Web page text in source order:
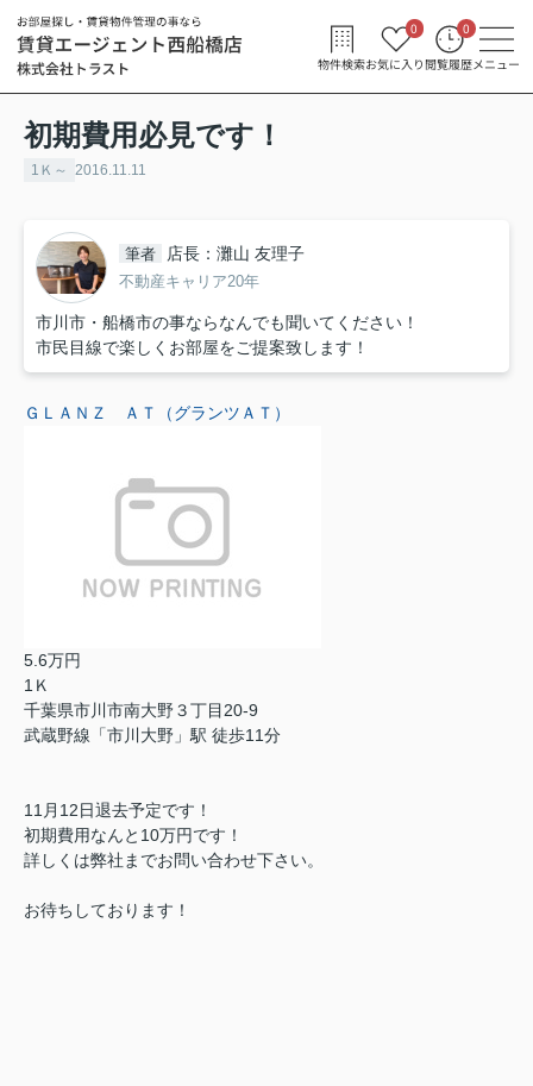
物件検索お気に入り
0
閲覧履歴
0
メニュー
初期費用必見です！
1Ｋ～ 2016.11.11
筆者 店長：灘山 友理子
不動産キャリア20年
市川市・船橋市の事ならなんでも聞いてください！
市民目線で楽しくお部屋をご提案致します！
ＧＬＡＮＺ ＡＴ（グランツＡＴ）
5.6万円
1Ｋ
千葉県市川市南大野３丁目20-9
武蔵野線「市川大野」駅 徒歩11分
11月12日退去予定です！
初期費用なんと10万円です！
詳しくは弊社までお問い合わせ下さい。
お待ちしております！